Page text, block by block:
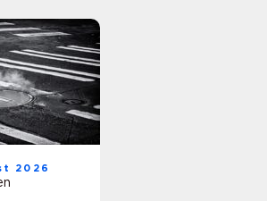
2026